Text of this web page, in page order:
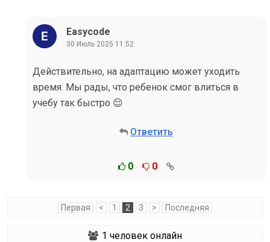
Easycode
30 Июль 2025 11:52
Действительно, на адаптацию может уходить
время. Мы рады, что ребенок смог влиться в
учебу так быстро 😌
Ответить
0 0
Первая < 1 2 3 > Последняя
1 человек онлайн